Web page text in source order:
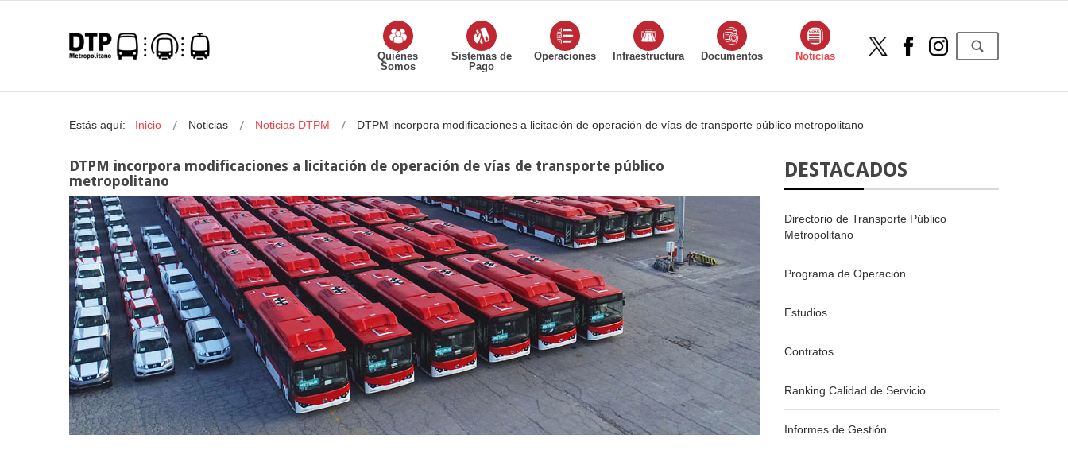
Quiénes
Somos
Sistemas de
Pago
Operaciones Infraestructura Documentos Noticias
Estás aquí: Inicio Noticias Noticias DTPM DTPM incorpora modificaciones a licitación de operación de vías de transporte público metropolitano
DTPM incorpora modificaciones a licitación de operación de vías de transporte público
metropolitano
DESTACADOS
Directorio de Transporte Público
Metropolitano
Programa de Operación
Estudios
Contratos
Ranking Calidad de Servicio
Informes de Gestión